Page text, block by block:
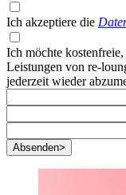
Ich akzeptiere die
Ich möchte
Leistungen von re-
jederzeit wieder
Absenden>